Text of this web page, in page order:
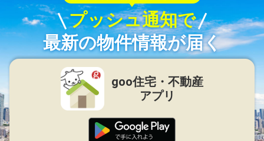
プッシュ通知で
最新の物件情報が届く
goo住宅・不動産
アプリ